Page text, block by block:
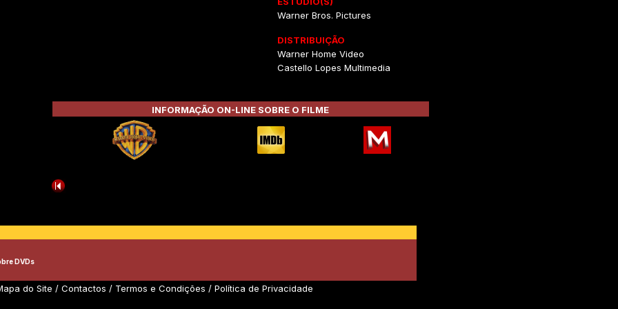
Warner Bros. Pictures
DISTRIBUIÇÃO
Warner Home Video
Castello Lopes Multimedia
INFORMAÇÃO ON-LINE SOBRE O FILME
DVDs
do Site / Contactos / Termos e Condições / Política de Privacidade